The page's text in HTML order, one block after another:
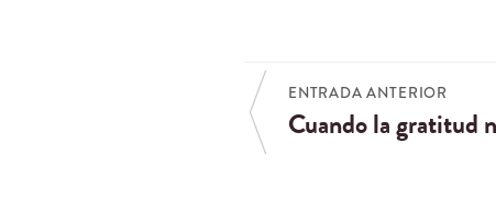
ENTRADA ANTERIOR
Cuando la gratitud